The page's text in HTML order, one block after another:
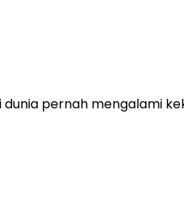
pernah mengalami